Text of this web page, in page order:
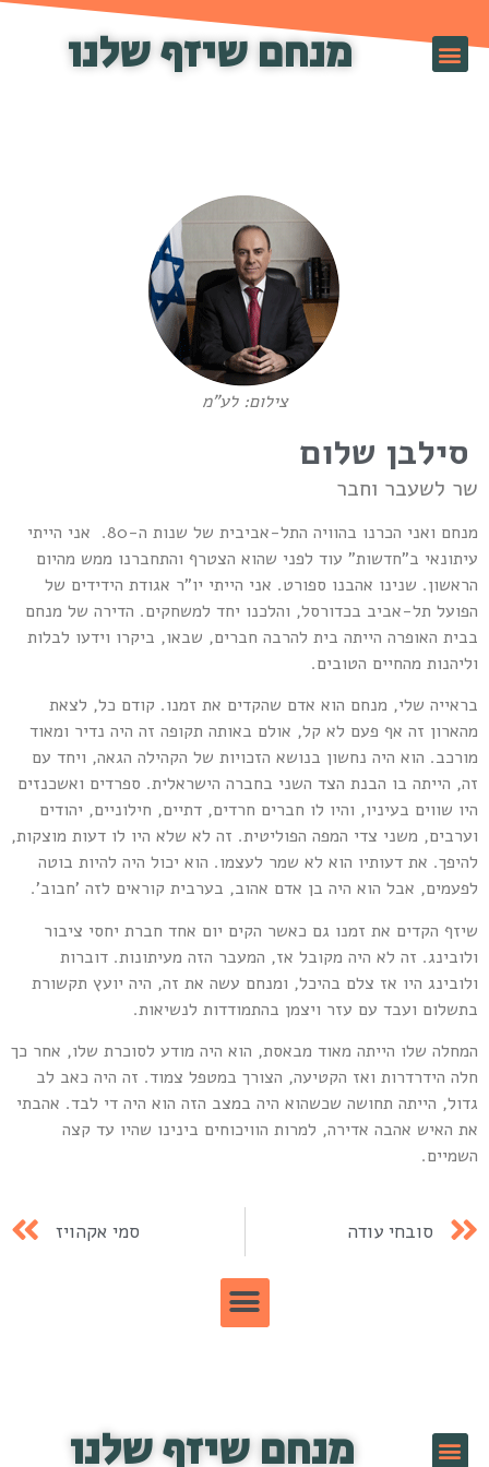
מנחם שיזף שלנו
צילום: לע"מ
סילבן שלום
לשעבר וחבר
מנחם ואני הכרנו בהוויה התל-אביבית של שנות ה-80. אני הייתי
ב"חדשות" עוד לפני שהוא הצטרף והתחברנו ממש מהיום
שנינו אהבנו ספורט. אני הייתי יו"ר אגודת הידידים של
תל-אביב בכדורסל, והלכנו יחד למשחקים. הדירה של מנחם
האופרה הייתה בית להרבה חברים, שבאו, ביקרו וידעו לבלות
מהחיים הטובים.
שלי, מנחם הוא אדם שהקדים את זמנו. קודם כל, לצאת
זה אף פעם לא קל, אולם באותה תקופה זה היה נדיר ומאוד
הוא היה נחשון בנושא הזכויות של הקהילה הגאה, ויחד עם
הייתה בו הבנת הצד השני בחברה הישראלית. ספרדים ואשכנזים
שווים בעיניו, והיו לו חברים חרדים, דתיים, חילוניים, יהודים
משני צדי המפה הפוליטית. זה לא שלא היו לו דעות מוצקות,
את דעותיו הוא לא שמר לעצמו. הוא יכול היה להיות בוטה
אבל הוא היה בן אדם אהוב, בערבית קוראים לזה 'חבוב'.
הקדים את זמנו גם כאשר הקים יום אחד חברת יחסי ציבור
זה לא היה מקובל אז, המעבר הזה מעיתונות. דוברות
היו אז צלם בהיכל, ומנחם עשה את זה, היה יועץ תקשורת
ועבד עם עזר ויצמן בהתמודדות לנשיאות.
שלו הייתה מאוד מבאסת, הוא היה מודע לסוכרת שלו, אחר כך
הידרדרות ואז הקטיעה, הצורך במטפל צמוד. זה היה כאב לב
הייתה תחושה שכשהוא היה במצב הזה הוא היה די לבד. אהבתי
האיש אהבה אדירה, למרות הוויכוחים בינינו שהיו עד קצה
סובחי עודה סמי אקהויז
מנחם שיזף שלנו